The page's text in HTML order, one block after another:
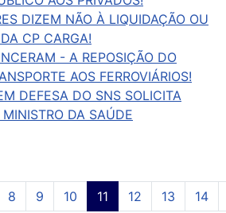
DIZEM NÃO À LIQUIDAÇÃO OU
CP CARGA!
- A REPOSIÇÃO DO
AOS FERROVIÁRIOS!
DEFESA DO SNS SOLICITA
DA SAÚDE
8 9 10 11 12 13 14